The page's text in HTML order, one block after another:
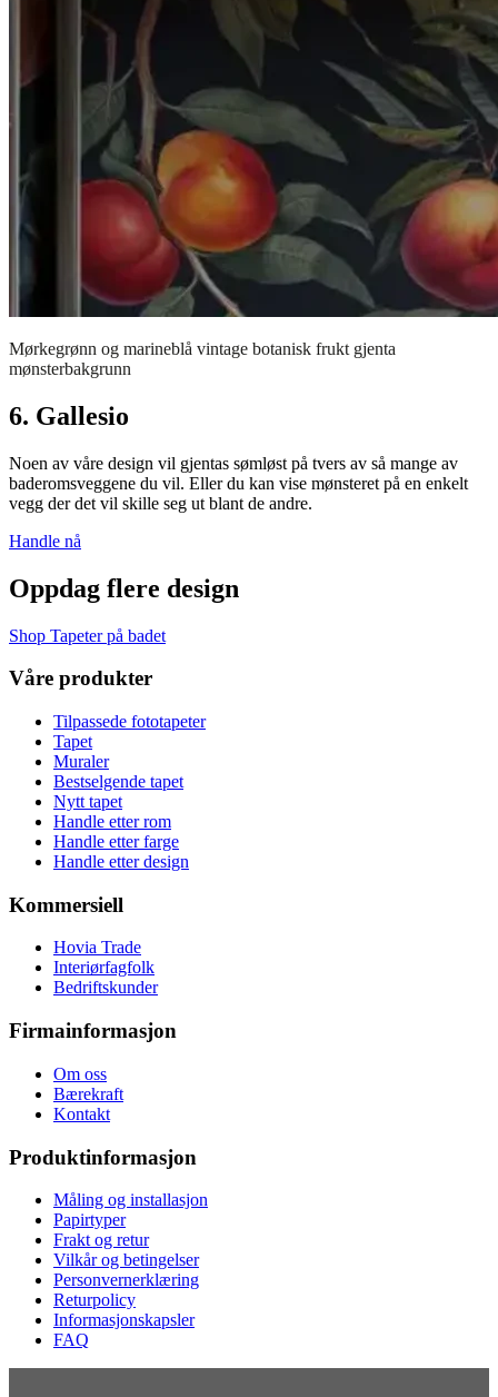
Mørkegrønn og marineblå vintage botanisk frukt gjenta
mønsterbakgrunn
6. Gallesio
Noen av våre design vil gjentas sømløst på tvers av så mange av
baderomsveggene du vil. Eller du kan vise mønsteret på en enkelt
vegg der det vil skille seg ut blant de andre.
Handle nå
Oppdag flere design
Shop Tapeter på badet
Våre produkter
Tilpassede fototapeter
Tapet
Muraler
Bestselgende tapet
Nytt tapet
Handle etter rom
Handle etter farge
Handle etter design
Kommersiell
Hovia Trade
Interiørfagfolk
Bedriftskunder
Firmainformasjon
Om oss
Bærekraft
Kontakt
Produktinformasjon
Måling og installasjon
Papirtyper
Frakt og retur
Vilkår og betingelser
Personvernerklæring
Returpolicy
Informasjonskapsler
FAQ